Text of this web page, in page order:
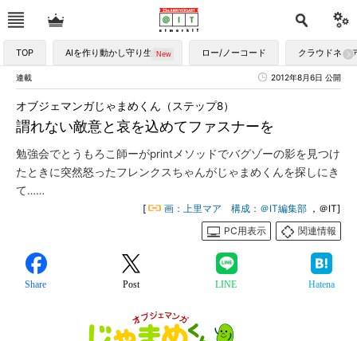
TOP AIを作り動かし守り生かす ロー/ノーコード クラウドネイ
連載 2012年8月6日 公開
謂れない敵意と哀を込めてファスナーを
オブジェマンガじゃまめくん（ステップ8）
勉強会でとうもろこ師ーがprintメソッドでバグゾーの影を見つけ
たときに突然怒ったフレンクスちゃんがじゃまめくんを探しにき
て……
[ 画：上里マア 構成：＠IT編集部 ，＠IT]
PC用表示
関連情報
Share Post LINE Hatena